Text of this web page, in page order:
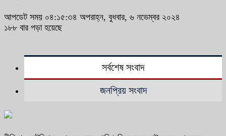
আপডেট সময় ০৪:১৫:৩৪ অপরাহ্ন, বুধবার, ৬ নভেম্বর ২০২৪
১৮৮ বার পড়া হয়েছে
সর্বশেষ সংবাদ
জনপ্রিয় সংবাদ